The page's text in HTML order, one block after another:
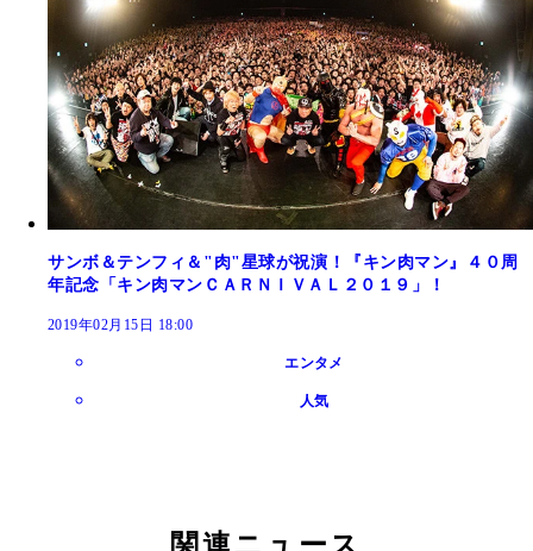
サンボ＆テンフィ＆"肉"星球が祝演！『キン肉マン』４０周
年記念「キン肉マンＣＡＲＮＩＶＡＬ２０１９」！
2019年02月15日 18:00
エンタメ
人気